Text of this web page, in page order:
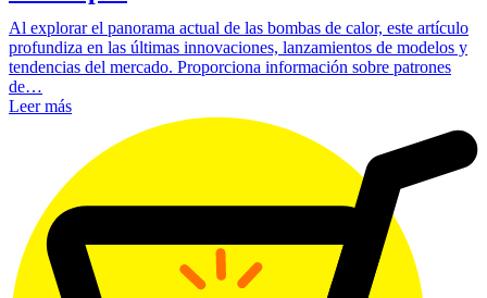
Al explorar el panorama actual de las bombas de calor, este artículo
profundiza en las últimas innovaciones, lanzamientos de modelos y
tendencias del mercado. Proporciona información sobre patrones
de…
Leer más